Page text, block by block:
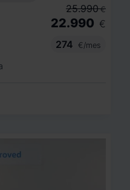
25.990 €
22.990 €
274
€/mes